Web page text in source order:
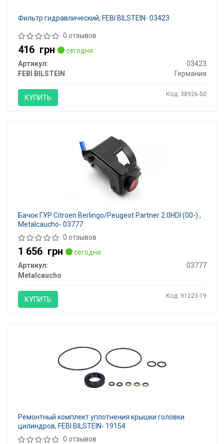
Фильтр гидравлический, FEBI BILSTEIN- 03423
0 отзывов
416 грн
сегодня
Артикул:
03423
FEBI BILSTEIN
Германия
КУПИТЬ Код: 38926-50
Бачок ГУР Citroen Berlingo/Peugeot Partner 2.0HDI (00-) ,
Metalcaucho- 03777
0 отзывов
1 656 грн
сегодня
Артикул:
03777
Metalcaucho
КУПИТЬ Код: 91223-19
Ремонтный комплект уплотнения крышки головки
цилиндров, FEBI BILSTEIN- 19154
0 отзывов